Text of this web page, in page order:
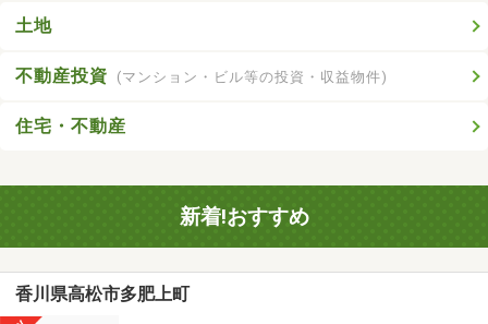
土地
不動産投資 (マンション・ビル等の投資・収益物件)
住宅・不動産
新着!おすすめ
香川県高松市多肥上町